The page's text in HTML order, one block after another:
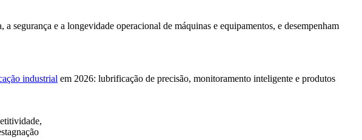
segurança e a longevidade operacional de máquinas e equipamentos, e desempenham
industrial em 2026: lubrificação de precisão, monitoramento inteligente e produtos